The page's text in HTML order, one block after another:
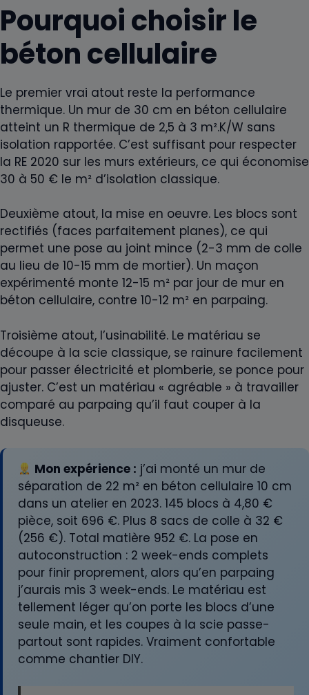
Pourquoi choisir le
béton cellulaire
Le premier vrai atout reste la performance
thermique. Un mur de 30 cm en béton cellulaire
atteint un R thermique de 2,5 à 3 m².K/W sans
isolation rapportée. C’est suffisant pour respecter
la RE 2020 sur les murs extérieurs, ce qui économise
30 à 50 € le m² d’isolation classique.
Deuxième atout, la mise en oeuvre. Les blocs sont
rectifiés (faces parfaitement planes), ce qui
permet une pose au joint mince (2-3 mm de colle
au lieu de 10-15 mm de mortier). Un maçon
expérimenté monte 12-15 m² par jour de mur en
béton cellulaire, contre 10-12 m² en parpaing.
Troisième atout, l’usinabilité. Le matériau se
découpe à la scie classique, se rainure facilement
pour passer électricité et plomberie, se ponce pour
ajuster. C’est un matériau « agréable » à travailler
comparé au parpaing qu’il faut couper à la
disqueuse.
Mon expérience : j’ai monté un mur de
séparation de 22 m² en béton cellulaire 10 cm
dans un atelier en 2023. 145 blocs à 4,80 €
pièce, soit 696 €. Plus 8 sacs de colle à 32 €
(256 €). Total matière 952 €. La pose en
autoconstruction : 2 week-ends complets
pour finir proprement, alors qu’en parpaing
j’aurais mis 3 week-ends. Le matériau est
tellement léger qu’on porte les blocs d’une
seule main, et les coupes à la scie passe-
partout sont rapides. Vraiment confortable
comme chantier DIY.